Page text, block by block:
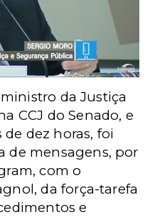
da Justiça
CCJ do Senado, e
dez horas, foi
de mensagens, por
com o
da força-tarefa
e